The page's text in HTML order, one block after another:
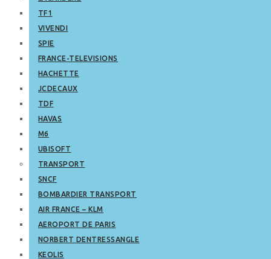
TF1
VIVENDI
SPIE
FRANCE-TELEVISIONS
HACHETTE
JCDECAUX
TDF
HAVAS
M6
UBISOFT
TRANSPORT
SNCF
BOMBARDIER TRANSPORT
AIR FRANCE – KLM
AEROPORT DE PARIS
NORBERT DENTRESSANGLE
KEOLIS